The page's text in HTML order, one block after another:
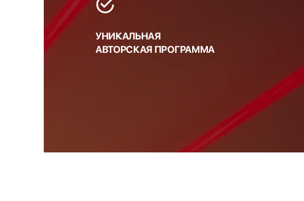
УНИКАЛЬНАЯ
АВТОРСКАЯ ПРОГРАММА